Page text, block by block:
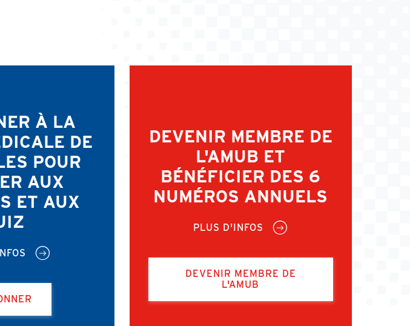
À LA
DE
POUR
AUX
ET AUX
DEVENIR MEMBRE DE
L'AMUB ET
BÉNÉFICIER DES 6
NUMÉROS ANNUELS
PLUS D'INFOS
DEVENIR MEMBRE DE
L'AMUB